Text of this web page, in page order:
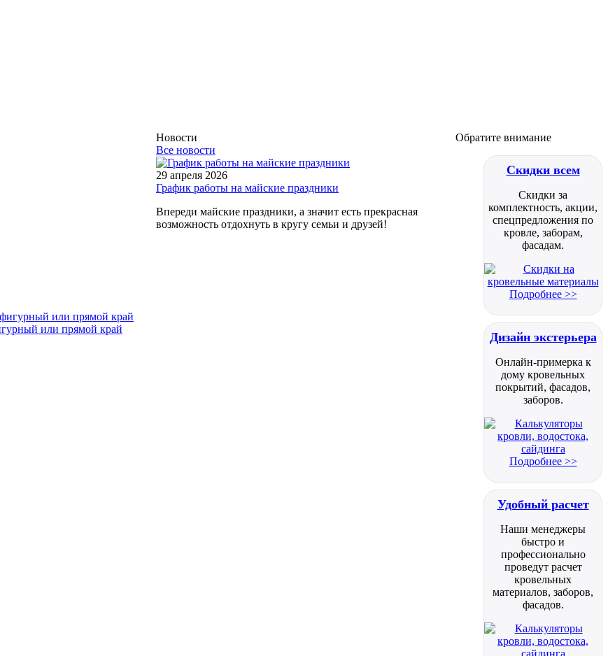
или прямой край
Обратите внимание
Скидки всем
Скидки за
комплектность, акции,
спецпредложения по
кровле, заборам,
фасадам.
Подробнее >>
Дизайн экстерьера
Онлайн-примерка к
дому кровельных
покрытий, фасадов,
заборов.
Подробнее >>
Удобный расчет
Наши менеджеры
быстро и
профессионально
проведут расчет
кровельных
материалов, заборов,
фасадов.
Новости
Все новости
29 апреля 2026
График работы на майские праздники
Впереди майские праздники, а значит есть прекрасная
возможность отдохнуть в кругу семьи и друзей!